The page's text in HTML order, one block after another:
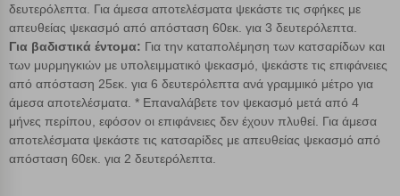
δευτερόλεπτα. Για άμεσα αποτελέσματα ψεκάστε τις σφήκες με
απευθείας ψεκασμό από απόσταση 60εκ. για 3 δευτερόλεπτα.
Για βαδιστικά έντομα: Για την καταπολέμηση των κατσαρίδων και
των μυρμηγκιών με υπολειμματικό ψεκασμό, ψεκάστε τις επιφάνειες
από απόσταση 25εκ. για 6 δευτερόλεπτα ανά γραμμικό μέτρο για
άμεσα αποτελέσματα. * Επαναλάβετε τον ψεκασμό μετά από 4
μήνες περίπου, εφόσον οι επιφάνειες δεν έχουν πλυθεί. Για άμεσα
αποτελέσματα ψεκάστε τις κατσαρίδες με απευθείας ψεκασμό από
απόσταση 60εκ. για 2 δευτερόλεπτα.
γνωρίζετε ότι αποκλεισμός ορισμένων κατηγοριών αρχείων cookies,
μπορεί να επηρεάσει την εμπειρία της περιήγησής σας ή/και της
χρήσης των υπηρεσιών μας.Δείτε περισσότερα
Λειτουργικά cookies
Cookies στόχευσης